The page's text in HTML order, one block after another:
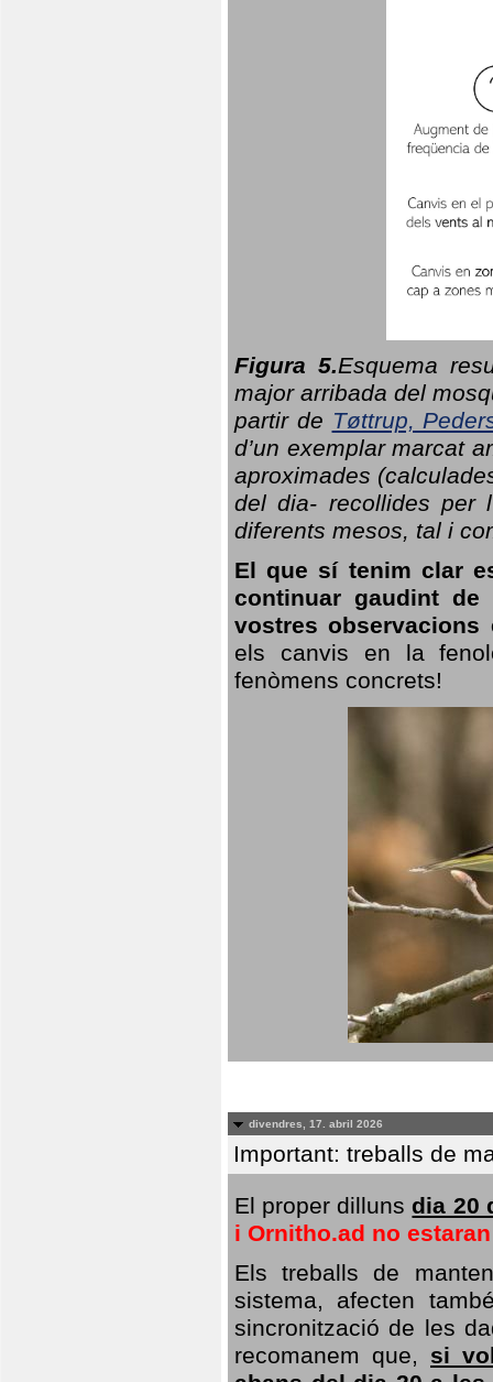
Figura 5.Esquema
major arribada del
partir de Tøttrup,
d’un exemplar marcat
aproximades
del dia- recollides per
diferents mesos, tal i
El que sí tenim clar
continuar gaudint
vostres
els canvis en la
fenòmens concrets!
divendres, 17. abril 2026
Important: treballs de
El proper dilluns dia 20
i Ornitho.ad no
Els treballs de
sistema, afecten
sincronització de les
recomanem que, si